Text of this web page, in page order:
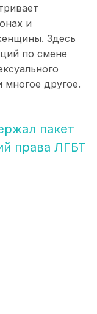
и
Здесь
по смене
другое.
пакет
права ЛГБТ